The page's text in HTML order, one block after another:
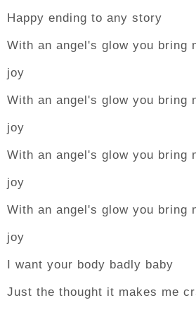
Happy ending to any story
With an angel's glow you bring
joy
With an angel's glow you bring
joy
With an angel's glow you bring
joy
With an angel's glow you bring
joy
I want your body badly baby
Just the thought it makes me